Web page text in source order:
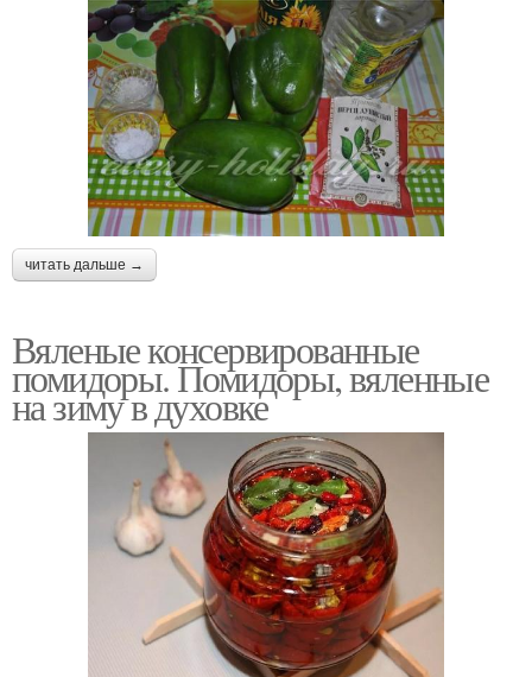
читать дальше →
Вяленые консервированные
помидоры. Помидоры, вяленные
на зиму в духовке